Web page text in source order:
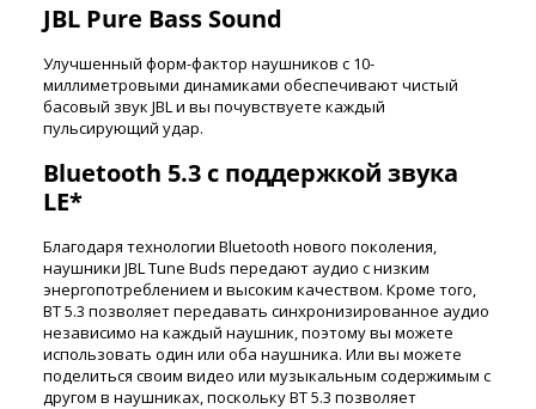
JBL Pure Bass Sound
Улучшенный форм-фактор наушников с 10-
миллиметровыми динамиками обеспечивают чистый
басовый звук JBL и вы почувствуете каждый
пульсирующий удар.
Bluetooth 5.3 с поддержкой звука
LE*
Благодаря технологии Bluetooth нового поколения,
наушники JBL Tune Buds передают аудио с низким
энергопотреблением и высоким качеством. Кроме того,
BT 5.3 позволяет передавать синхронизированное аудио
независимо на каждый наушник, поэтому вы можете
использовать один или оба наушника. Или вы можете
поделиться своим видео или музыкальным содержимым с
другом в наушниках, поскольку BT 5.3 позволяет